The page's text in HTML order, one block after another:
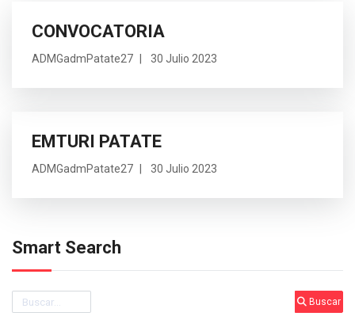
CONVOCATORIA
ADMGadmPatate27 30 Julio 2023
EMTURI PATATE
ADMGadmPatate27 30 Julio 2023
Smart Search
Buscar Buscar